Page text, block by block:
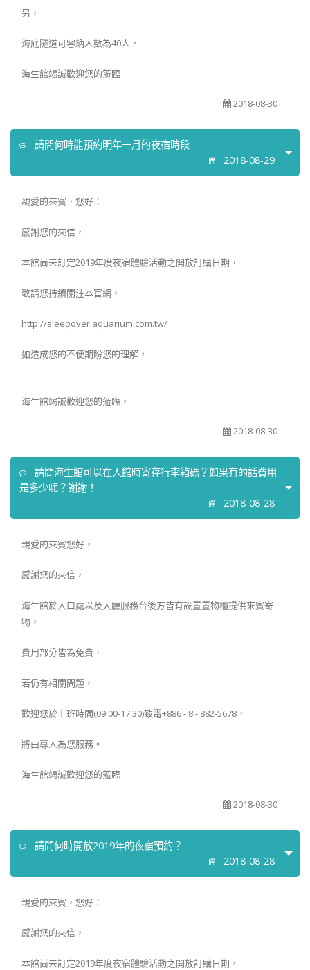
另，
海底隧道可容納人數為40人，
海生館竭誠歡迎您的蒞臨
2018-08-30
請問何時能預約明年一月的夜宿時段
2018-08-29
親愛的來賓，您好：
感謝您的來信，
本館尚未訂定2019年度夜宿體驗活動之開放訂購日期，
敬請您持續關注本官網，
http://sleepover.aquarium.com.tw/
如造成您的不便期盼您的理解，
海生館竭誠歡迎您的蒞臨，
2018-08-30
請問海生館可以在入館時寄存行李箱碼？如果有的話費用
是多少呢？謝謝！
2018-08-28
親愛的來賓您好，
感謝您的來信，
海生館於入口處以及大廳服務台後方皆有設置置物櫃提供來賓寄
物，
費用部分皆為免費，
若仍有相關問題，
歡迎您於上班時間(09:00-17:30)致電+886 - 8 - 882-5678，
將由專人為您服務。
海生館竭誠歡迎您的蒞臨
2018-08-30
請問何時開放2019年的夜宿預約？
2018-08-28
親愛的來賓，您好：
感謝您的來信，
本館尚未訂定2019年度夜宿體驗活動之開放訂購日期，